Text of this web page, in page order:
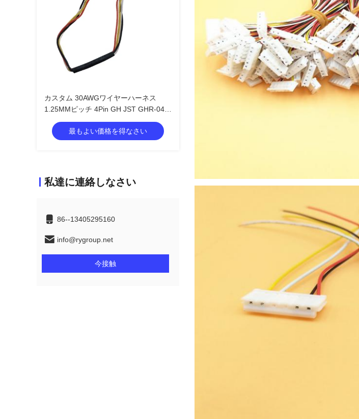
カスタム 30AWGワイヤーハーネス
1.25MMピッチ 4Pin GH JST GHR-04V-
最もよい価格を得なさい
私達に連絡しなさい
86--13405295160
info@rygroup.net
今接触